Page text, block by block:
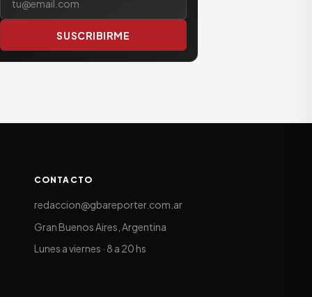
SUSCRIBIRME
CONTACTO
redaccion@gbareporter.com.ar
Gran Buenos Aires, Argentina
Lunes a viernes · 8 a 20 hs